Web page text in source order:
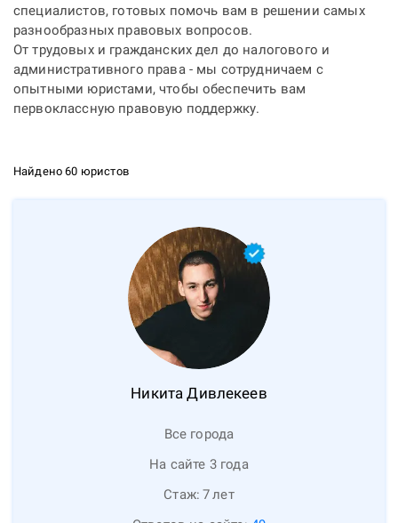
специалистов, готовых помочь вам в решении самых
разнообразных правовых вопросов.
От трудовых и гражданских дел до налогового и
административного права - мы сотрудничаем с
опытными юристами, чтобы обеспечить вам
первоклассную правовую поддержку.
Найдено 60 юристов
Никита Дивлекеев
Все города
На сайте 3 года
Стаж: 7лет